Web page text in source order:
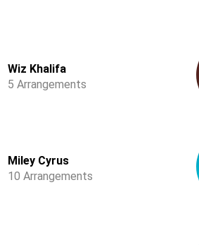
Wiz Khalifa
5 Arrangements
Miley Cyrus
10 Arrangements